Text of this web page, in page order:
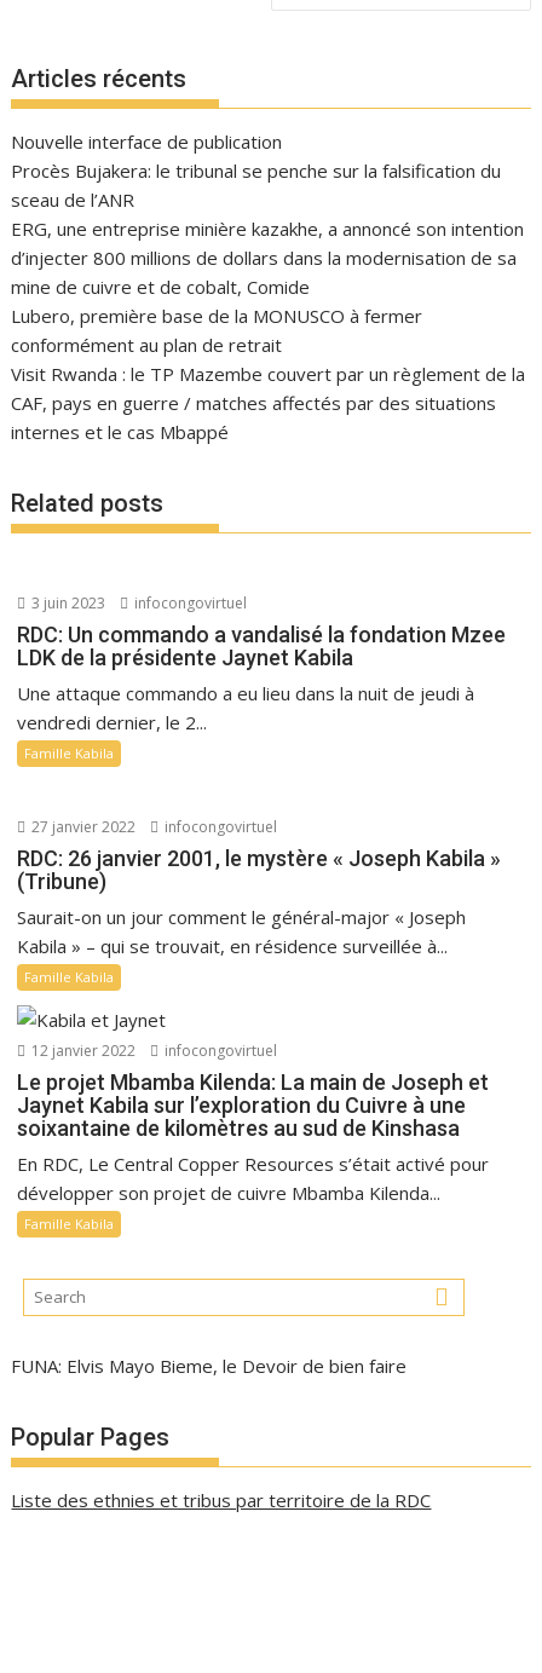
Articles récents
Nouvelle interface de publication
Procès Bujakera: le tribunal se penche sur la falsification du
sceau de l’ANR
ERG, une entreprise minière kazakhe, a annoncé son intention
d’injecter 800 millions de dollars dans la modernisation de sa
mine de cuivre et de cobalt, Comide
Lubero, première base de la MONUSCO à fermer
conformément au plan de retrait
Visit Rwanda : le TP Mazembe couvert par un règlement de la
CAF, pays en guerre / matches affectés par des situations
internes et le cas Mbappé
Related posts
3 juin 2023 infocongovirtuel
RDC: Un commando a vandalisé la fondation Mzee
LDK de la présidente Jaynet Kabila
Une attaque commando a eu lieu dans la nuit de jeudi à
vendredi dernier, le 2...
Famille Kabila
27 janvier 2022 infocongovirtuel
RDC: 26 janvier 2001, le mystère « Joseph Kabila »
(Tribune)
Saurait-on un jour comment le général-major « Joseph
Kabila » – qui se trouvait, en résidence surveillée à...
Famille Kabila
12 janvier 2022 infocongovirtuel
Le projet Mbamba Kilenda: La main de Joseph et
Jaynet Kabila sur l’exploration du Cuivre à une
soixantaine de kilomètres au sud de Kinshasa
En RDC, Le Central Copper Resources s’était activé pour
développer son projet de cuivre Mbamba Kilenda...
Famille Kabila
FUNA: Elvis Mayo Bieme, le Devoir de bien faire
Popular Pages
Liste des ethnies et tribus par territoire de la RDC